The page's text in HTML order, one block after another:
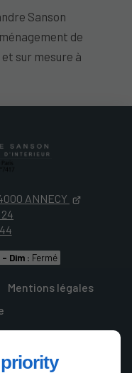
Sanson
de
sur mesure à
ANNECY
- Dim : Fermé
Mentions légales